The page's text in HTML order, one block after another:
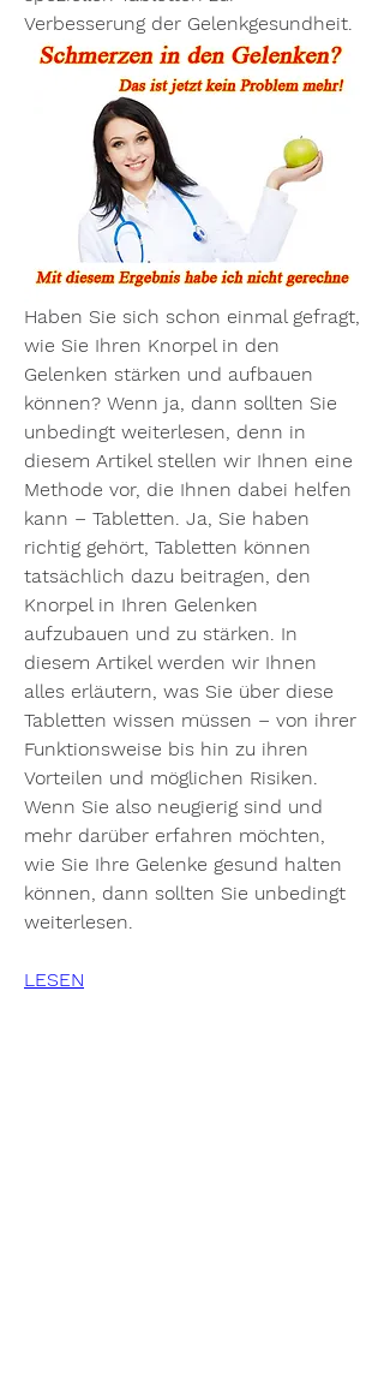
Verbesserung der Gelenkgesundheit.
Haben Sie sich schon einmal gefragt,
wie Sie Ihren Knorpel in den
Gelenken stärken und aufbauen
können? Wenn ja, dann sollten Sie
unbedingt weiterlesen, denn in
diesem Artikel stellen wir Ihnen eine
Methode vor, die Ihnen dabei helfen
kann – Tabletten. Ja, Sie haben
richtig gehört, Tabletten können
tatsächlich dazu beitragen, den
Knorpel in Ihren Gelenken
aufzubauen und zu stärken. In
diesem Artikel werden wir Ihnen
alles erläutern, was Sie über diese
Tabletten wissen müssen – von ihrer
Funktionsweise bis hin zu ihren
Vorteilen und möglichen Risiken.
Wenn Sie also neugierig sind und
mehr darüber erfahren möchten,
wie Sie Ihre Gelenke gesund halten
können, dann sollten Sie unbedingt
weiterlesen.
LESEN